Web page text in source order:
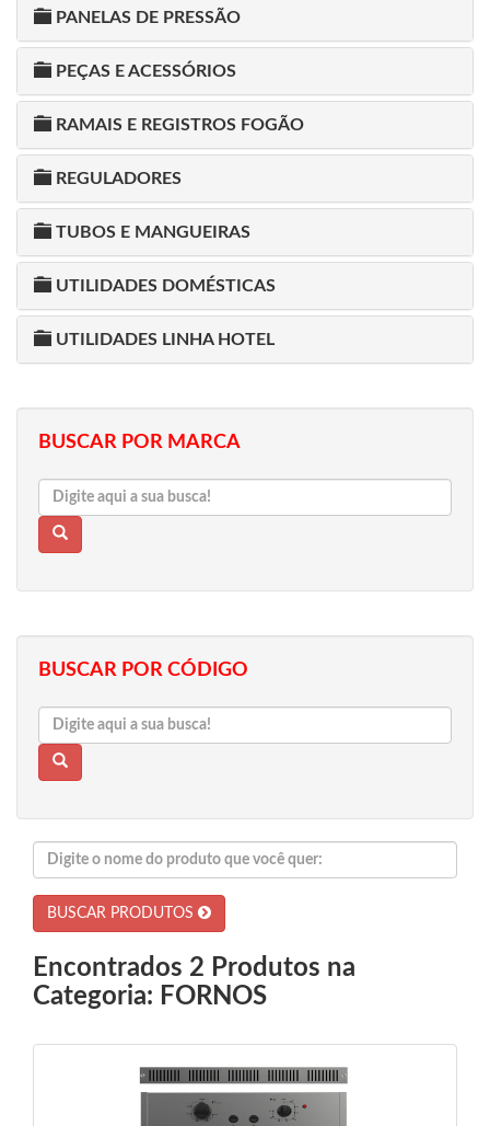
PANELAS DE PRESSÃO
PEÇAS E ACESSÓRIOS
RAMAIS E REGISTROS FOGÃO
REGULADORES
TUBOS E MANGUEIRAS
UTILIDADES DOMÉSTICAS
UTILIDADES LINHA HOTEL
BUSCAR POR MARCA
BUSCAR POR CÓDIGO
BUSCAR PRODUTOS
Encontrados 2 Produtos na
Categoria: FORNOS